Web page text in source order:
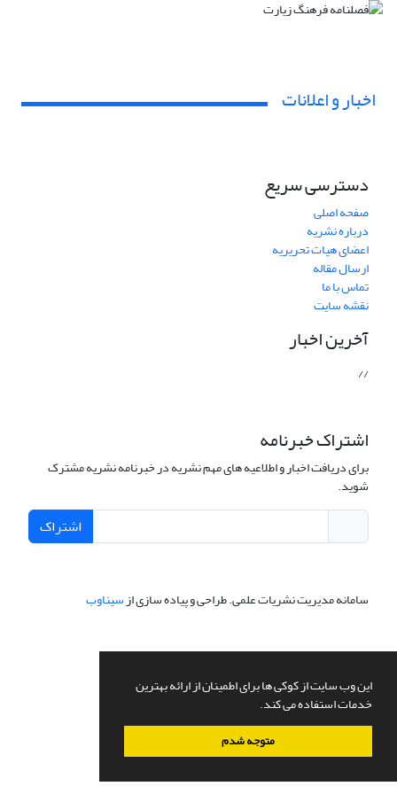
این وب سایت از کوکی ها برای اطمینان از ارائه بهترین
خدمات استفاده می کند.
متوجه شدم
اخبار و اعلانات
دسترسی سریع
صفحه اصلی
درباره نشریه
اعضای هیات تحریریه
ارسال مقاله
تماس با ما
نقشه سایت
آخرین اخبار
//
اشتراک خبرنامه
برای دریافت اخبار و اطلاعیه های مهم نشریه در خبرنامه نشریه مشترک
شوید.
اشتراک
سامانه مدیریت نشریات علمی.طراحی و پیاده سازی ازسیناوب